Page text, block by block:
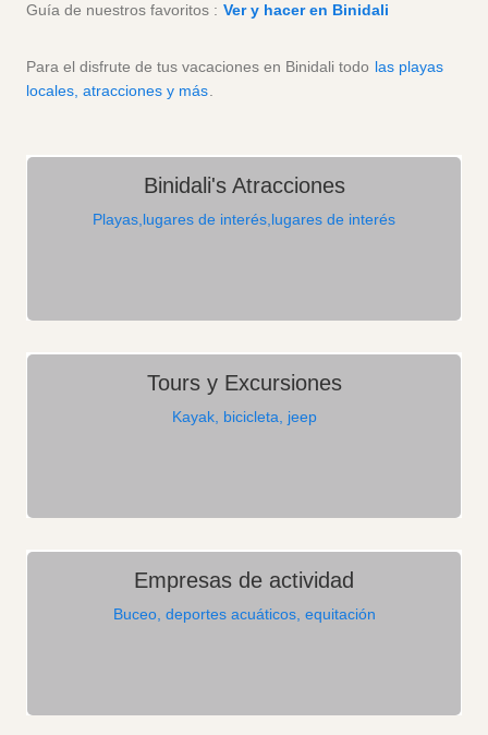
Guía de nuestros favoritos : Ver y hacer en Binidali
Para el disfrute de tus vacaciones en Binidali todo las playas
locales, atracciones y más
Binidali's Atracciones
Playas,lugares de interés,lugares de interés
Tours y Excursiones
Kayak, bicicleta, jeep
Empresas de actividad
Buceo, deportes acuáticos, equitación